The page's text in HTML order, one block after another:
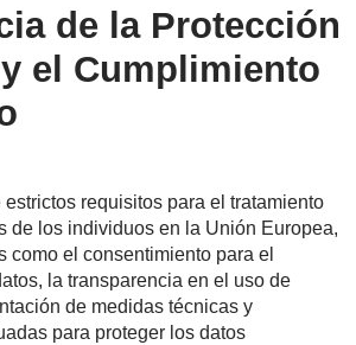
de la Protección
el Cumplimiento
requisitos para el tratamiento
de los individuos en la Unión Europea,
como el consentimiento para el
la transparencia en el uso de
de medidas técnicas y
para proteger los datos